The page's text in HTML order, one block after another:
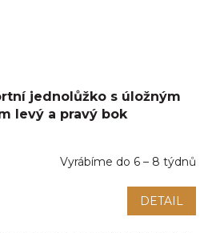
jednolůžko s úložným
levý a pravý bok
Vyrábíme do 6 – 8 týdnů
DETAIL